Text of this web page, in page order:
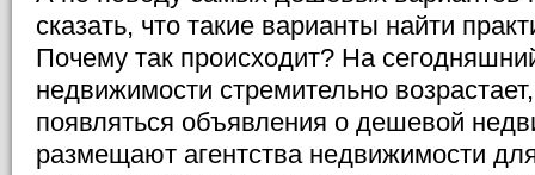
сказать, что такие варианты найти
Почему так происходит? На
недвижимости стремительно
появляться объявления о дешевой
размещают агентства недвижимости